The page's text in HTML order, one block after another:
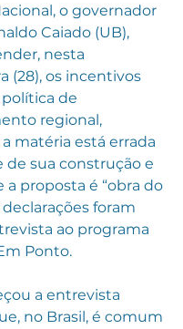
o governador
Caiado (UB),
nesta
(28), os incentivos
de
regional,
matéria está errada
de sua construção e
a proposta é “obra do
declarações foram
ao programa
Ponto.
a entrevista
no Brasil, é comum